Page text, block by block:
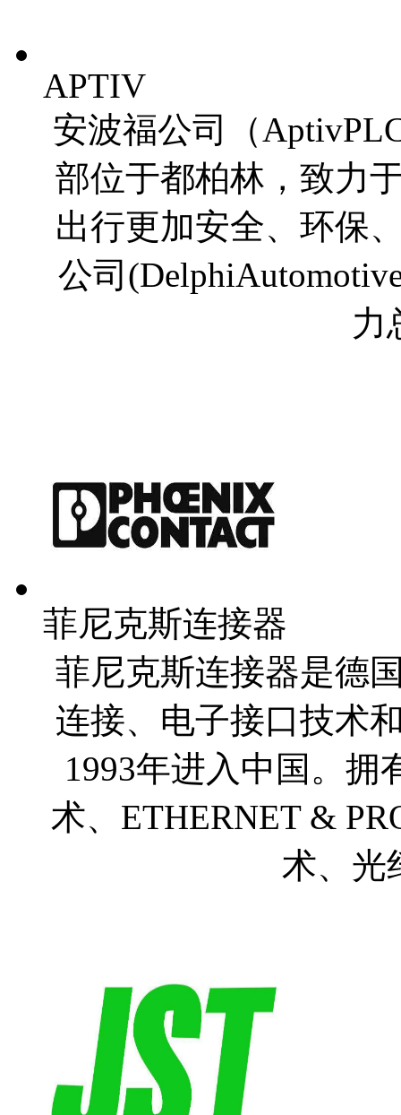
APTIV
安波福公司（
部位于都柏林，致力
出行更加安全、环保
公司
力
菲尼克斯连接器
菲尼克斯连接器是德
连接、电子接口技术
1993年进入中国。拥
术、ETHERNET &
术、光